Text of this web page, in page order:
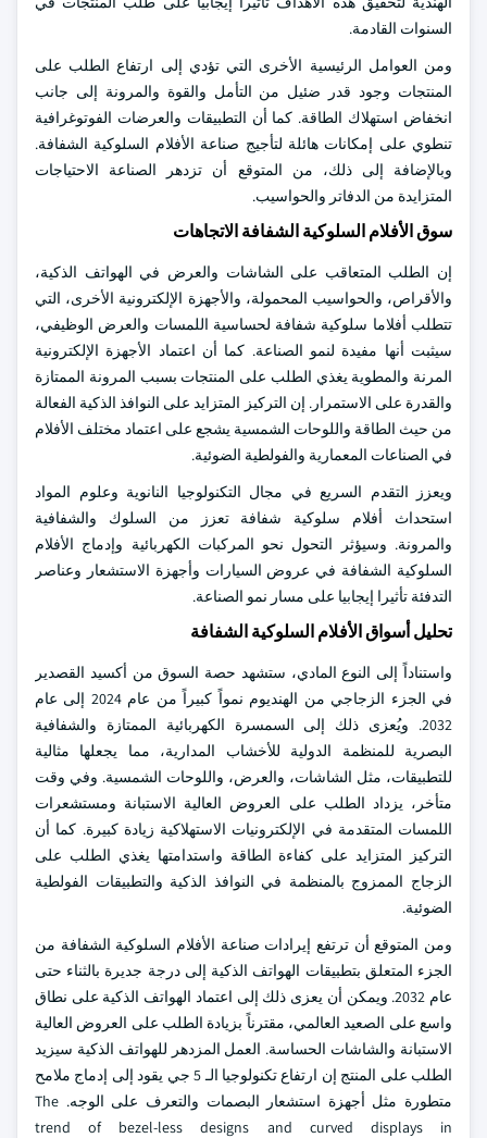
السنوات القادمة.
ومن العوامل الرئيسية الأخرى التي تؤدي إلى ارتفاع الطلب على
المنتجات وجود قدر ضئيل من التأمل والقوة والمرونة إلى جانب
انخفاض استهلاك الطاقة. كما أن التطبيقات والعرضات الفوتوغرافية
تنطوي على إمكانات هائلة لتأجيج صناعة الأفلام السلوكية الشفافة.
وبالإضافة إلى ذلك، من المتوقع أن تزدهر الصناعة الاحتياجات
المتزايدة من الدفاتر والحواسيب.
سوق الأفلام السلوكية الشفافة الاتجاهات
إن الطلب المتعاقب على الشاشات والعرض في الهواتف الذكية،
والأقراص، والحواسيب المحمولة، والأجهزة الإلكترونية الأخرى، التي
تتطلب أفلاما سلوكية شفافة لحساسية اللمسات والعرض الوظيفي،
سيثبت أنها مفيدة لنمو الصناعة. كما أن اعتماد الأجهزة الإلكترونية
المرنة والمطوية يغذي الطلب على المنتجات بسبب المرونة الممتازة
والقدرة على الاستمرار. إن التركيز المتزايد على النوافذ الذكية الفعالة
من حيث الطاقة واللوحات الشمسية يشجع على اعتماد مختلف الأفلام
في الصناعات المعمارية والفولطية الضوئية.
ويعزز التقدم السريع في مجال التكنولوجيا النانوية وعلوم المواد
استحداث أفلام سلوكية شفافة تعزز من السلوك والشفافية
والمرونة. وسيؤثر التحول نحو المركبات الكهربائية وإدماج الأفلام
السلوكية الشفافة في عروض السيارات وأجهزة الاستشعار وعناصر
التدفئة تأثيرا إيجابيا على مسار نمو الصناعة.
تحليل أسواق الأفلام السلوكية الشفافة
واستناداً إلى النوع المادي، ستشهد حصة السوق من أكسيد القصدير
في الجزء الزجاجي من الهنديوم نمواً كبيراً من عام 2024 إلى عام
2032. ويُعزى ذلك إلى السمسرة الكهربائية الممتازة والشفافية
البصرية للمنظمة الدولية للأخشاب المدارية، مما يجعلها مثالية
للتطبيقات، مثل الشاشات، والعرض، واللوحات الشمسية. وفي وقت
متأخر، يزداد الطلب على العروض العالية الاستبانة ومستشعرات
اللمسات المتقدمة في الإلكترونيات الاستهلاكية زيادة كبيرة. كما أن
التركيز المتزايد على كفاءة الطاقة واستدامتها يغذي الطلب على
الزجاج الممزوج بالمنظمة في النوافذ الذكية والتطبيقات الفولطية
الضوئية.
ومن المتوقع أن ترتفع إيرادات صناعة الأفلام السلوكية الشفافة من
الجزء المتعلق بتطبيقات الهواتف الذكية إلى درجة جديرة بالثناء حتى
عام 2032. ويمكن أن يعزى ذلك إلى اعتماد الهواتف الذكية على نطاق
واسع على الصعيد العالمي، مقترناً بزيادة الطلب على العروض العالية
الاستبانة والشاشات الحساسة. العمل المزدهر للهواتف الذكية سيزيد
الطلب على المنتج إن ارتفاع تكنولوجيا الـ 5 جي يقود إلى إدماج ملامح
متطورة مثل أجهزة استشعار البصمات والتعرف على الوجه. The
trend of bezel-less designs and curved displays in